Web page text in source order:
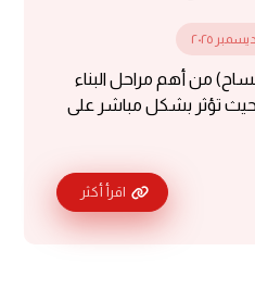
من أهم مراحل البناء
تؤثر بشكل مباشر على
اقرأ أكثر